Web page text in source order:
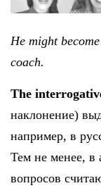
He might
coach.
The
наклонение)
например, в
Тем не менее, в
вопросов